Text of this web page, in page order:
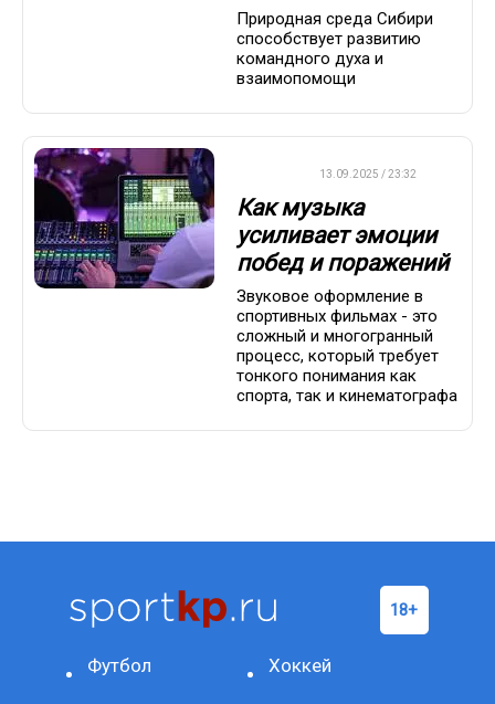
Природная среда Сибири
способствует развитию
командного духа и
взаимопомощи
13.09.2025 / 23:32
Как музыка
усиливает эмоции
побед и поражений
Звуковое оформление в
спортивных фильмах - это
сложный и многогранный
процесс, который требует
тонкого понимания как
спорта, так и кинематографа
Футбол Хоккей